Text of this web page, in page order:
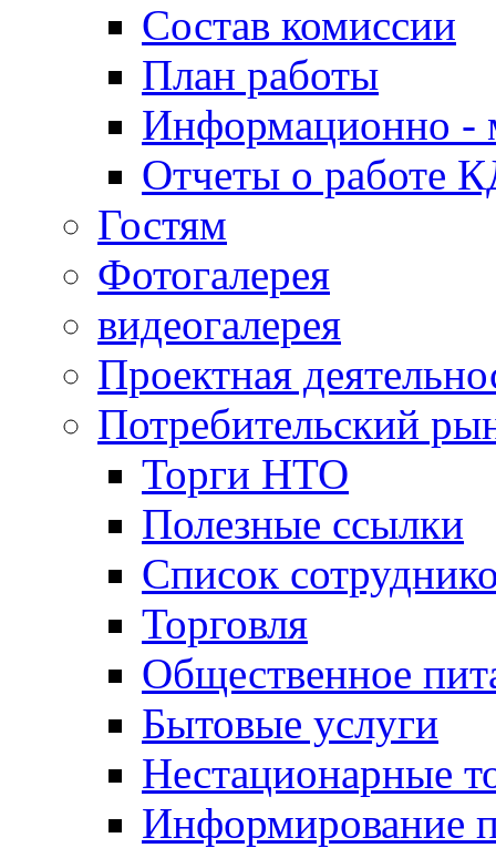
Состав комиссии
План работы
Информационно -
Отчеты о работе
Гостям
Фотогалерея
видеогалерея
Проектная
Потребительский
Торги НТО
Полезные ссылки
Список
Торговля
Общественное
Бытовые услуги
Нестационарные
Информирование